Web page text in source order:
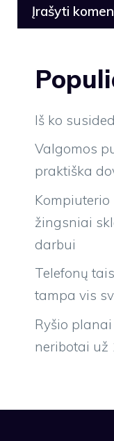
Iš ko
Valgomos
praktiška
žingsniai
darbui
Telefonų
tampa vis
Ryšio
neribotai už